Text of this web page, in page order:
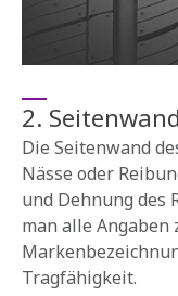
2. Seitenwand
Die Seitenwand
Nässe oder
und Dehnung des
man alle Angaben
Tragfähigkeit.